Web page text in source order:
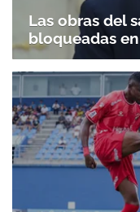
Las obras del
bloqueadas